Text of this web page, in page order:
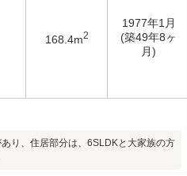
168.4m2
1977年1月
(築49年8ヶ
月)
り、住居部分は、6SLDKと大家族の方